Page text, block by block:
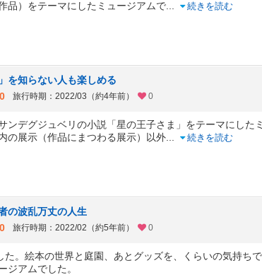
品）をテーマにしたミュージアムで
続きを読む
を知らない人も楽しめる
旅行時期：2022/03（約4年前） 0
ンデグジュベリの小説「星の王子さま」をテーマにした
の展示（作品にまつわる展示）以外
続きを読む
の波乱万丈の人生
旅行時期：2022/02（約5年前） 0
た。絵本の世界と庭園、あとグッズを、くらいの気持ちで
ジアムでした。